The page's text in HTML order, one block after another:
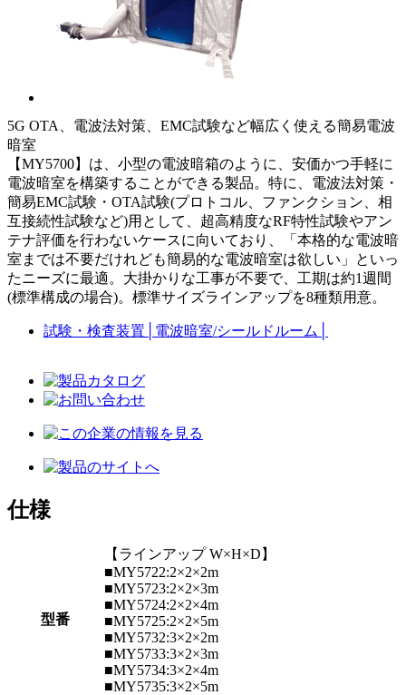
5G OTA、電波法対策、EMC試験など幅広く使える簡易電波
暗室
【MY5700】は、小型の電波暗箱のように、安価かつ手軽に
電波暗室を構築することができる製品。特に、電波法対策・
簡易EMC試験・OTA試験(プロトコル、ファンクション、相
互接続性試験など)用として、超高精度なRF特性試験やアン
テナ評価を行わないケースに向いており、「本格的な電波暗
室までは不要だけれども簡易的な電波暗室は欲しい」といっ
たニーズに最適。大掛かりな工事が不要で、工期は約1週間
(標準構成の場合)。標準サイズラインアップを8種類用意。
試験・検査装置 電波暗室/シールドルーム
仕様
型番
【ラインアップ W×H×D】
■MY5722:2×2×2m
■MY5723:2×2×3m
■MY5724:2×2×4m
■MY5725:2×2×5m
■MY5732:3×2×2m
■MY5733:3×2×3m
■MY5734:3×2×4m
■MY5735:3×2×5m